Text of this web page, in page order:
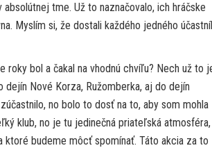
tme. Už to naznačovalo, ich hráčske
Myslím si, že dostali každého jedného
bol a čakal na vhodnú chvíľu? Nech už to
Nové Korza, Ružomberka, aj do dejín
no bolo to dosť na to, aby som mohla
klub, no je tu jedinečná priateľská
ktoré budeme môcť spomínať. Táto akcia za to